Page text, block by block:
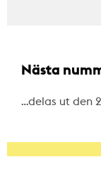
Nästa
…delas ut den